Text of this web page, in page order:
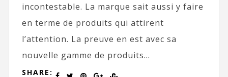
incontestable. La marque sait aussi y faire
en terme de produits qui attirent
l’attention. La preuve en est avec sa
nouvelle gamme de produits...
SHARE: